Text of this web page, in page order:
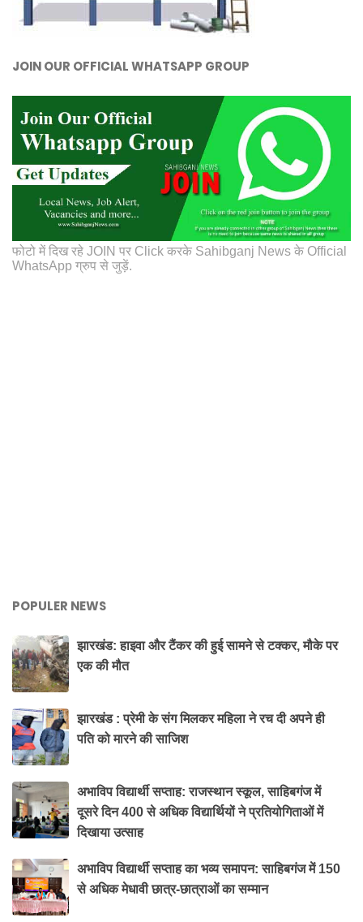
JOIN OUR OFFICIAL WHATSAPP GROUP
फोटो में दिख रहे JOIN पर Click करके Sahibganj News के Official
WhatsApp ग्रुप से जुड़ें.
POPULER NEWS
झारखंड: हाइवा और टैंकर की हुई सामने से टक्कर, मौके पर
एक की मौत
झारखंड : प्रेमी के संग मिलकर महिला ने रच दी अपने ही
पति को मारने की साजिश
अभाविप विद्यार्थी सप्ताह: राजस्थान स्कूल, साहिबगंज में
दूसरे दिन 400 से अधिक विद्यार्थियों ने प्रतियोगिताओं में
दिखाया उत्साह
अभाविप विद्यार्थी सप्ताह का भव्य समापन: साहिबगंज में 150
से अधिक मेधावी छात्र-छात्राओं का सम्मान